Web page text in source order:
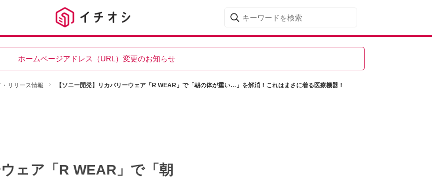
ホームページアドレス（URL）変更のお知らせ
リリース情報 【ソニー開発】リカバリーウェア「R WEAR」で「朝の体が重い…」を解消！これはまさに着る医療機器！
ェア「R WEAR」で「朝